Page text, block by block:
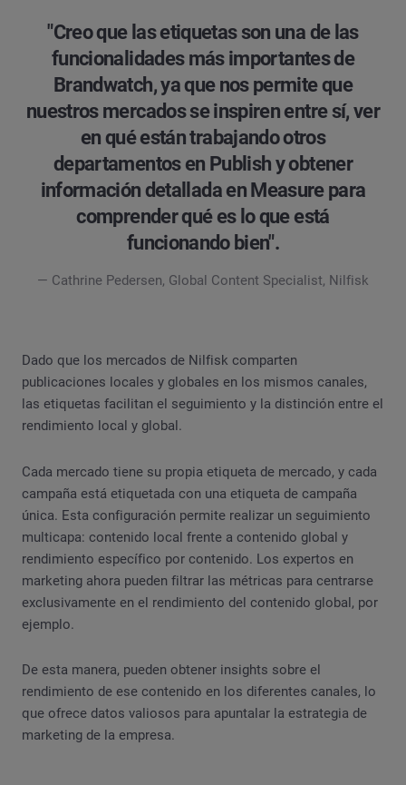
"Creo que las etiquetas son una de las
funcionalidades más importantes de
Brandwatch, ya que nos permite que
nuestros mercados se inspiren entre sí, ver
en qué están trabajando otros
departamentos en Publish y obtener
información detallada en Measure para
comprender qué es lo que está
funcionando bien".
— Cathrine Pedersen, Global Content Specialist, Nilfisk
Dado que los mercados de Nilfisk comparten
publicaciones locales y globales en los mismos canales,
las etiquetas facilitan el seguimiento y la distinción entre el
rendimiento local y global.
Cada mercado tiene su propia etiqueta de mercado, y cada
campaña está etiquetada con una etiqueta de campaña
única. Esta configuración permite realizar un seguimiento
multicapa: contenido local frente a contenido global y
rendimiento específico por contenido. Los expertos en
marketing ahora pueden filtrar las métricas para centrarse
exclusivamente en el rendimiento del contenido global, por
ejemplo.
De esta manera, pueden obtener insights sobre el
rendimiento de ese contenido en los diferentes canales, lo
que ofrece datos valiosos para apuntalar la estrategia de
marketing de la empresa.